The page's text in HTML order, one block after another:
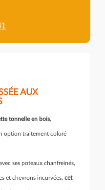
AUX
tonnelle en bois,
option traitement coloré
ses poteaux chanfreinés,
et chevrons incurvées, cet